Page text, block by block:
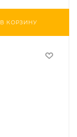
В КОРЗИНУ